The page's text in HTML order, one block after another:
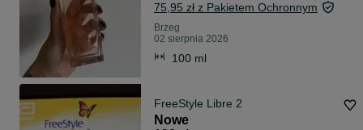
75,95 zł z Pakietem Ochronnym
Brzeg
02 sierpnia 2026
100 ml
FreeStyle Libre 2
Nowe